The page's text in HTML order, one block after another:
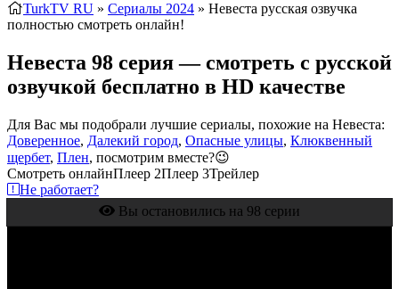
TurkTV RU » Сериалы 2024 » Невеста русская озвучка
полностью смотреть онлайн!
Невеста 98 серия — смотреть с русской
озвучкой бесплатно в HD качестве
Для Вас мы подобрали лучшие сериалы, похожие на Невеста:
Доверенное, Далекий город, Опасные улицы, Клюквенный
щербет, Плен, посмотрим вместе?😉
Смотреть онлайнПлеер 2Плеер 3Трейлер
Не работает?
Вы остановились на 98 серии